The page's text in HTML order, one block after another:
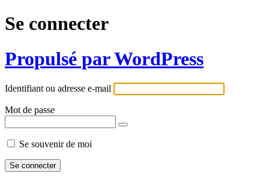
Se connecter
Propulsé par WordPress
Identifiant ou adresse e-mail
Mot de passe
Se souvenir de moi